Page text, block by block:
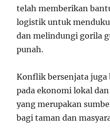
telah memberikan
logistik untuk
dan melindungi gorila
punah.
Konflik bersenjata
pada ekonomi lokal
yang merupakan
bagi taman dan